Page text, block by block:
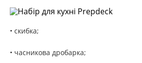
• скибка;
• часникова дробарка;